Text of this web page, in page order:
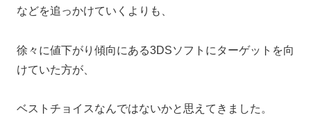
などを追っかけていくよりも、
徐々に値下がり傾向にある3DSソフトにターゲットを向
けていた方が、
ベストチョイスなんではないかと思えてきました。